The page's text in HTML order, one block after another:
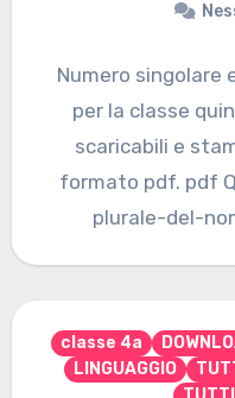
Numero singolare
per la classe
scaricabili e
formato pdf. pdf
plurale-del-
classe 4a
LINGUAGGIO